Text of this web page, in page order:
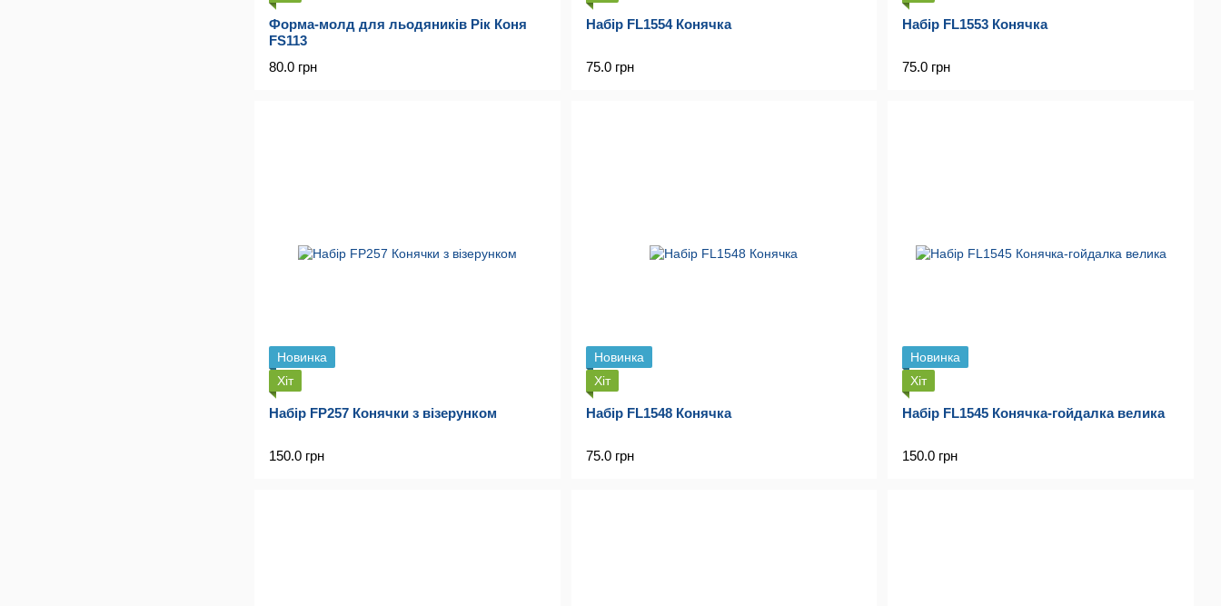
Форма-молд для льодяників Рік Коня
FS113
80.0 грн
Набір FL1554 Конячка
75.0 грн
Набір FL1553 Конячка
75.0 грн
Новинка
Хіт
Набір FP257 Конячки з візерунком
150.0 грн
Новинка
Хіт
Набір FL1548 Конячка
75.0 грн
Новинка
Хіт
Набір FL1545 Конячка-гойдалка велика
150.0 грн